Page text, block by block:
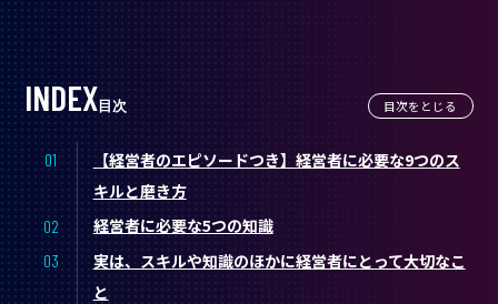
目次 目次をとじる
【経営者のエピソードつき】経営者に必要な9つのス
キルと磨き方
経営者に必要な5つの知識
実は、スキルや知識のほかに経営者にとって大切なこ
と